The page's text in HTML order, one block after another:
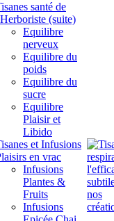
santé de
(suite)
Equilibre
nerveux
Equilibre du
poids
Equilibre du
sucre
Equilibre
Plaisir et
Libido
et Infusions
en vrac
Infusions
Plantes &
Fruits
Infusions